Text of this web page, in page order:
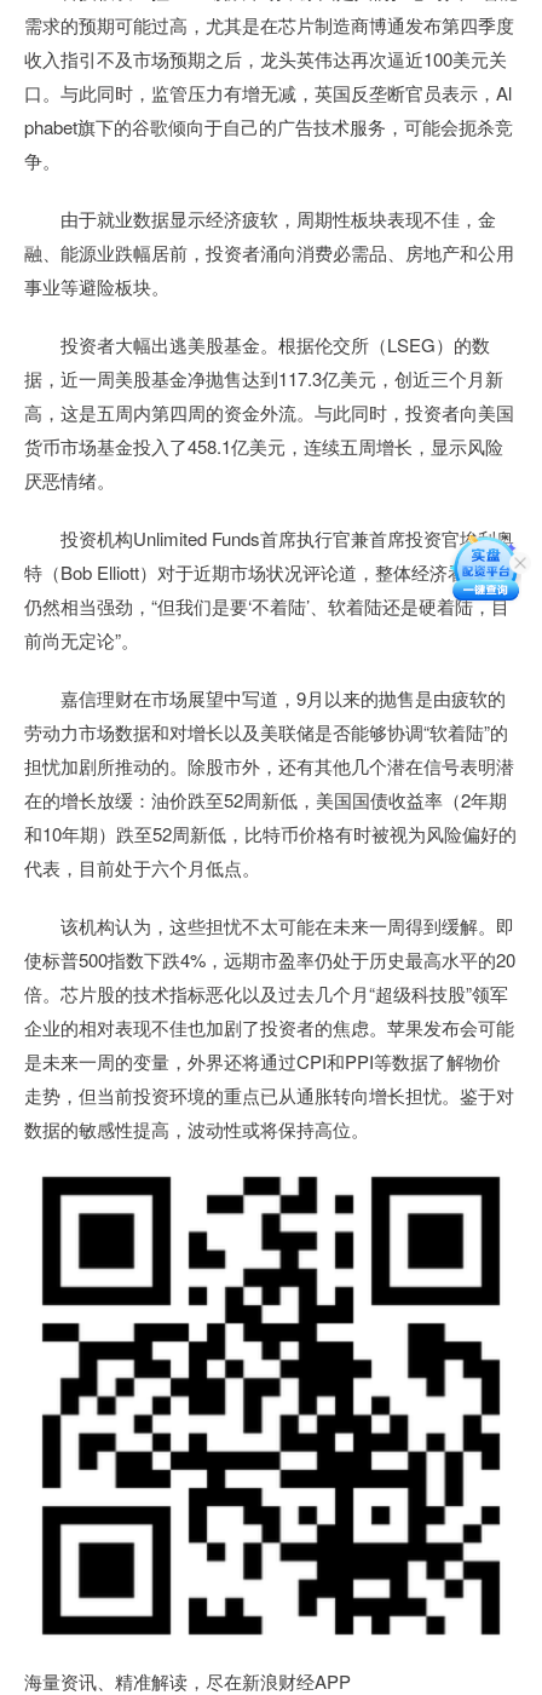
需求的预期可能过高，尤其是在芯片制造商博通发布第四季度
收入指引不及市场预期之后，龙头英伟达再次逼近100美元关
口。与此同时，监管压力有增无减，英国反垄断官员表示，Al
phabet旗下的谷歌倾向于自己的广告技术服务，可能会扼杀竞
争。
由于就业数据显示经济疲软，周期性板块表现不佳，金
融、能源业跌幅居前，投资者涌向消费必需品、房地产和公用
事业等避险板块。
投资者大幅出逃美股基金。根据伦交所（LSEG）的数
据，近一周美股基金净抛售达到117.3亿美元，创近三个月新
高，这是五周内第四周的资金外流。与此同时，投资者向美国
货币市场基金投入了458.1亿美元，连续五周增长，显示风险
厌恶情绪。
投资机构Unlimited Funds首席执行官兼首席投资官埃利奥
特（Bob Elliott）对于近期市场状况评论道，整体经济看起来
仍然相当强劲，“但我们是要‘不着陆’、软着陆还是硬着陆，目
前尚无定论”。
嘉信理财在市场展望中写道，9月以来的抛售是由疲软的
劳动力市场数据和对增长以及美联储是否能够协调“软着陆”的
担忧加剧所推动的。除股市外，还有其他几个潜在信号表明潜
在的增长放缓：油价跌至52周新低，美国国债收益率（2年期
和10年期）跌至52周新低，比特币价格有时被视为风险偏好的
代表，目前处于六个月低点。
该机构认为，这些担忧不太可能在未来一周得到缓解。即
使标普500指数下跌4%，远期市盈率仍处于历史最高水平的20
倍。芯片股的技术指标恶化以及过去几个月“超级科技股”领军
企业的相对表现不佳也加剧了投资者的焦虑。苹果发布会可能
是未来一周的变量，外界还将通过CPI和PPI等数据了解物价
走势，但当前投资环境的重点已从通胀转向增长担忧。鉴于对
数据的敏感性提高，波动性或将保持高位。
海量资讯、精准解读，尽在新浪财经APP